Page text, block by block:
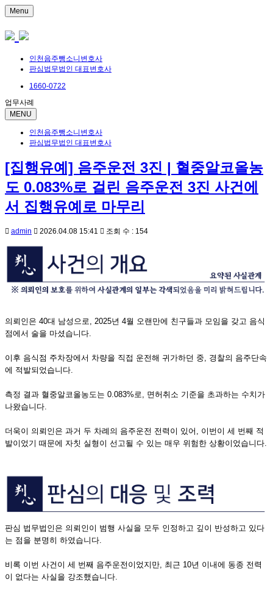
Menu
인천음주뺑소니변호사
판심법무법인 대표변호사
1660-0722
업무사례
MENU
인천음주뺑소니변호사
판심법무법인 대표변호사
[집행유예] 음주운전 3진 | 혈중알코올농
도 0.083%로 걸린 음주운전 3진 사건에
서 집행유예로 마무리
admin 2026.04.08 15:41 조회 수 : 154
의뢰인은 40대 남성으로, 2025년 4월 오랜만에 친구들과 모임을 갖고 음식
점에서 술을 마셨습니다.
이후 음식점 주차장에서 차량을 직접 운전해 귀가하던 중, 경찰의 음주단속
에 적발되었습니다.
측정 결과 혈중알코올농도는 0.083%로, 면허취소 기준을 초과하는 수치가
나왔습니다.
더욱이 의뢰인은 과거 두 차례의 음주운전 전력이 있어, 이번이 세 번째 적
발이었기 때문에 자칫 실형이 선고될 수 있는 매우 위험한 상황이었습니다.
판심 법무법인은 의뢰인이 범행 사실을 모두 인정하고 깊이 반성하고 있다
는 점을 분명히 하였습니다.
비록 이번 사건이 세 번째 음주운전이었지만, 최근 10년 이내에 동종 전력
이 없다는 사실을 강조했습니다.